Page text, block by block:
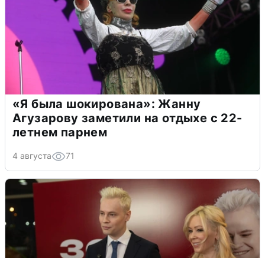
«Я была шокирована»: Жанну
Агузарову заметили на отдыхе с 22-
летнем парнем
4 августа 71